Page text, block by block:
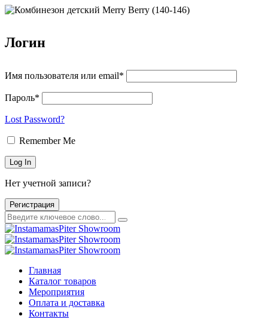
Логин
Имя пользователя или email*
Пароль*
Lost Password?
Remember Me
Нет учетной записи?
Регистрация
Главная
Каталог товаров
Мероприятия
Оплата и доставка
Контакты